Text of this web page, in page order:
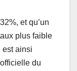
et qu’un
plus faible
est ainsi
du